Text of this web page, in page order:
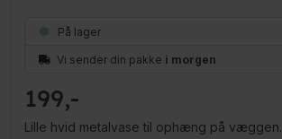
På lager
Vi sender din pakke i morgen
199
Lille hvid metalvase til ophæng på væggen.